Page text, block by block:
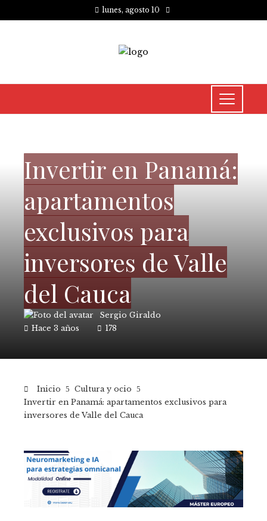
lunes, agosto 10
Invertir en Panamá:
apartamentos
exclusivos para
inversores de Valle
del Cauca
Sergio Giraldo
Hace 3 años
178
Inicio
Cultura y ocio
Invertir en Panamá: apartamentos exclusivos para
inversores de Valle del Cauca